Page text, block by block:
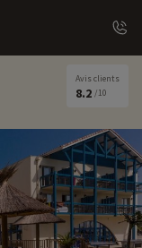
Avis clients
8.2 /10